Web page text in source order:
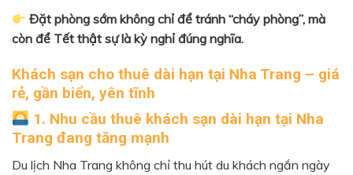
Đặt phòng sớm không chỉ để tránh “cháy phòng”, mà
còn để Tết thật sự là kỳ nghỉ đúng nghĩa.
Khách sạn cho thuê dài hạn tại Nha Trang – giá
rẻ, gần biển, yên tĩnh
1. Nhu cầu thuê khách sạn dài hạn tại Nha
Trang đang tăng mạnh
Du lịch Nha Trang không chỉ thu hút du khách ngắn ngày